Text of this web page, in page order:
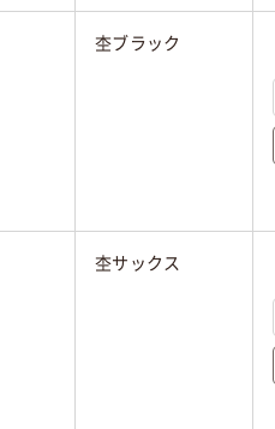
杢ブラック
杢サックス